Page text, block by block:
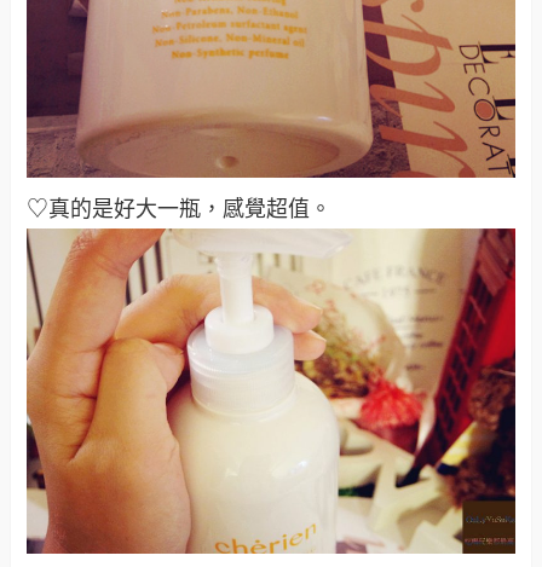
♡真的是好大一瓶，感覺超值 。